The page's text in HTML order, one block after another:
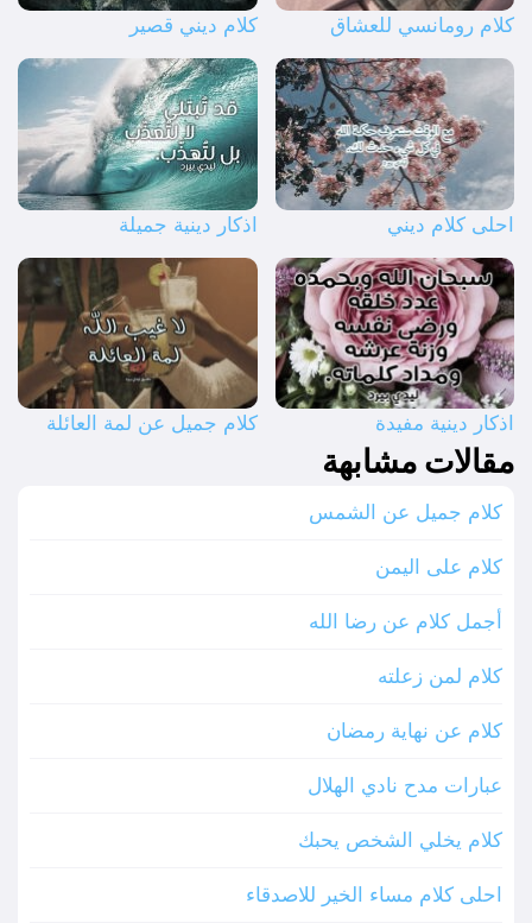
كلام رومانسي للعشاق كلام ديني قصير
احلى كلام ديني اذكار دينية جميلة
اذكار دينية مفيدة كلام جميل عن لمة العائلة
مقالات مشابهة
كلام جميل عن الشمس
كلام على اليمن
أجمل كلام عن رضا الله
كلام لمن زعلته
كلام عن نهاية رمضان
عبارات مدح نادي الهلال
كلام يخلي الشخص يحبك
احلى كلام مساء الخير للاصدقاء